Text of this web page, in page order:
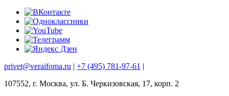
privet@veraifoma.ru +7 (495) 781-97-61
107552, г. Москва, ул. Б. Черкизовская, 17, корп. 2